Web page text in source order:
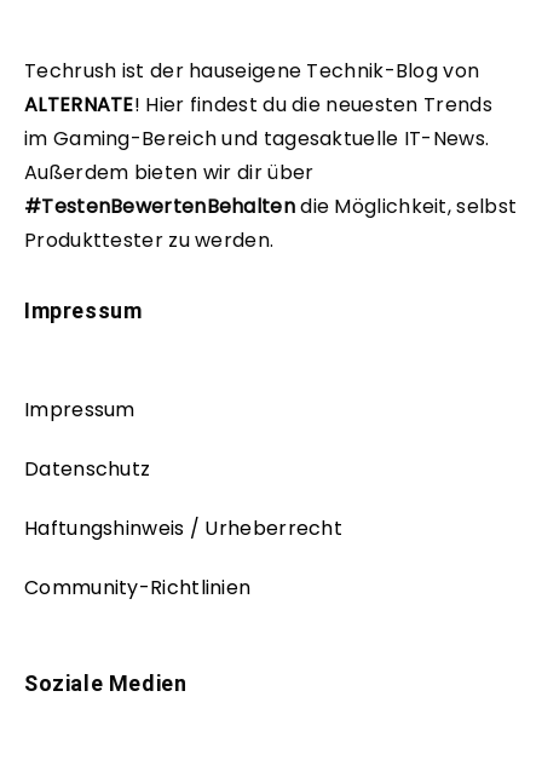
Techrush ist der hauseigene Technik-Blog von
ALTERNATE! Hier findest du die neuesten Trends
im Gaming-Bereich und tagesaktuelle IT-News.
Außerdem bieten wir dir über
#TestenBewertenBehaltendie Möglichkeit, selbst
Produkttester zu werden.
Impressum
Impressum
Datenschutz
Haftungshinweis / Urheberrecht
Community-Richtlinien
Soziale Medien